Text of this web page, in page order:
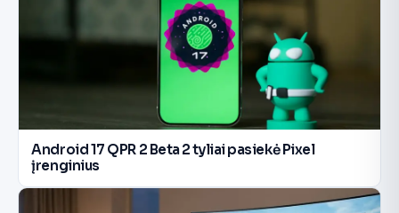
Android 17 QPR 2 Beta 2 tyliai pasiekė Pixel
įrenginius